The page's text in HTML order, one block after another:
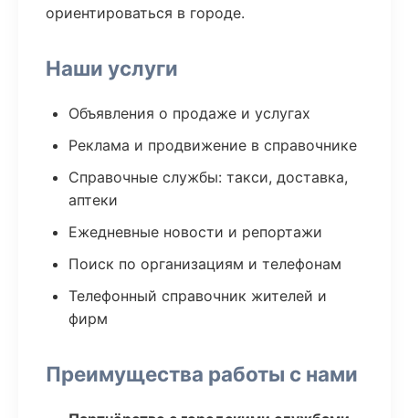
ориентироваться в городе.
Наши услуги
Объявления о продаже и услугах
Реклама и продвижение в справочнике
Справочные службы: такси, доставка,
аптеки
Ежедневные новости и репортажи
Поиск по организациям и телефонам
Телефонный справочник жителей и
фирм
Преимущества работы с нами